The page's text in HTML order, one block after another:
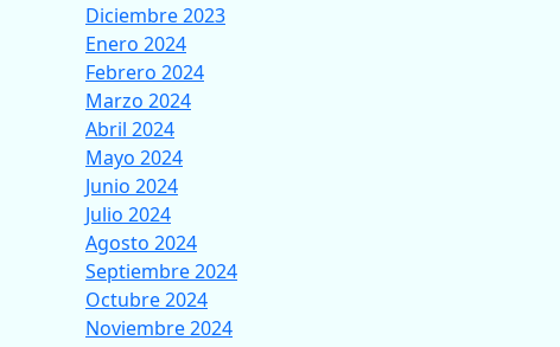
Diciembre 2023
Enero 2024
Febrero 2024
Marzo 2024
Abril 2024
Mayo 2024
Junio 2024
Julio 2024
Agosto 2024
Septiembre 2024
Octubre 2024
Noviembre 2024